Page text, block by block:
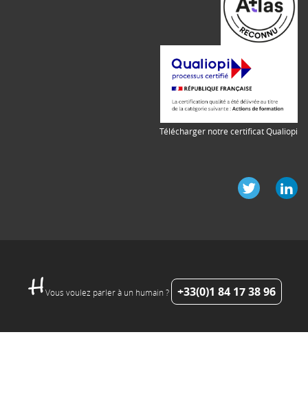
Télécharger notre certificat Qualiopi
Vous voulez parler à un humain ? +33(0)1 84 17 38 96